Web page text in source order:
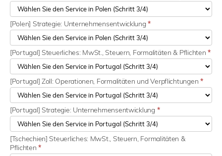
[Polen] Strategie: Unternehmensentwicklung*
[Portugal] Steuerliches: MwSt., Steuern, Formalitäten & Pflichten*
[Portugal] Zoll: Operationen, Formalitäten und Verpflichtungen *
[Portugal] Strategie: Unternehmensentwicklung *
[Tschechien] Steuerliches: MwSt., Steuern, Formalitäten &
Pflichten*